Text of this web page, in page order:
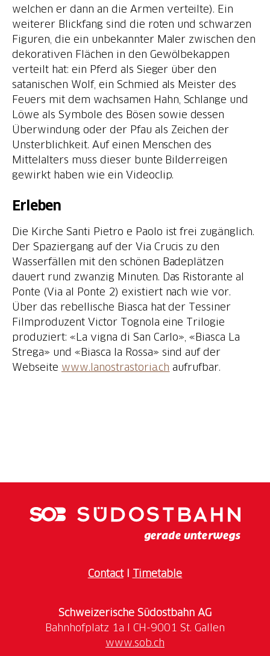
welchen er dann an die Armen verteilte). Ein
weiterer Blickfang sind die roten und schwarzen
Figuren, die ein unbekannter Maler zwischen den
dekorativen Flächen in den Gewölbekappen
verteilt hat: ein Pferd als Sieger über den
satanischen Wolf, ein Schmied als Meister des
Feuers mit dem wachsamen Hahn, Schlange und
Löwe als Symbole des Bösen sowie dessen
Überwindung oder der Pfau als Zeichen der
Unsterblichkeit. Auf einen Menschen des
Mittelalters muss dieser bunte Bilderreigen
Erleben
Die Kirche Santi Pietro e Paolo ist frei zugänglich.
Der Spaziergang auf der Via Crucis zu den
Wasserfällen mit den schönen Badeplätzen
dauert rund zwanzig Minuten. Das Ristorante al
Ponte (Via al Ponte 2) existiert nach wie vor.
Über das rebellische Biasca hat der Tessiner
Filmproduzent Victor Tognola eine Trilogie
produziert: «La vigna di San Carlo», «Biasca La
Strega» und «Biasca la Rossa» sind auf der
Webseite www.lanostrastoria.ch aufrufbar.
ContactI Timetable
Schweizerische Südostbahn AG
www.sob.ch